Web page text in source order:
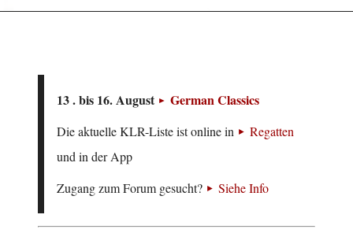
13 . bis 16. August German Classics
Die aktuelle KLR-Liste ist online in
Regatten
und in der App
Zugang zum Forum gesucht?
Siehe Info